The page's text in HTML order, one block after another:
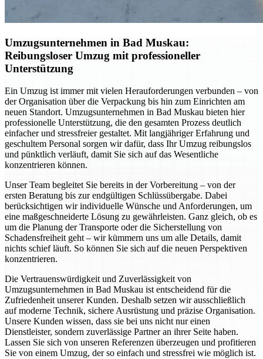
Umzugsunternehmen in Bad Muskau:
Reibungsloser Umzug mit professioneller
Unterstützung
Ein Umzug ist immer mit vielen Herauforderungen verbunden – von
der Organisation über die Verpackung bis hin zum Einrichten am
neuen Standort. Umzugsunternehmen in Bad Muskau bieten hier
professionelle Unterstützung, die den gesamten Prozess deutlich
einfacher und stressfreier gestaltet. Mit langjähriger Erfahrung und
geschultem Personal sorgen wir dafür, dass Ihr Umzug reibungslos
und pünktlich verläuft, damit Sie sich auf das Wesentliche
konzentrieren können.
Unser Team begleitet Sie bereits in der Vorbereitung – von der
ersten Beratung bis zur endgültigen Schlüssübergabe. Dabei
berücksichtigen wir individuelle Wünsche und Anforderungen, um
eine maßgeschneiderte Lösung zu gewährleisten. Ganz gleich, ob es
um die Planung der Transporte oder die Sicherstellung von
Schadensfreiheit geht – wir kümmern uns um alle Details, damit
nichts schief läuft. So können Sie sich auf die neuen Perspektiven
konzentrieren.
Die Vertrauenswürdigkeit und Zuverlässigkeit von
Umzugsunternehmen in Bad Muskau ist entscheidend für die
Zufriedenheit unserer Kunden. Deshalb setzen wir ausschließlich
auf moderne Technik, sichere Ausrüstung und präzise Organisation.
Unsere Kunden wissen, dass sie bei uns nicht nur einen
Dienstleister, sondern zuverlässige Partner an ihrer Seite haben.
Lassen Sie sich von unseren Referenzen überzeugen und profitieren
Sie von einem Umzug, der so einfach und stressfrei wie möglich ist.